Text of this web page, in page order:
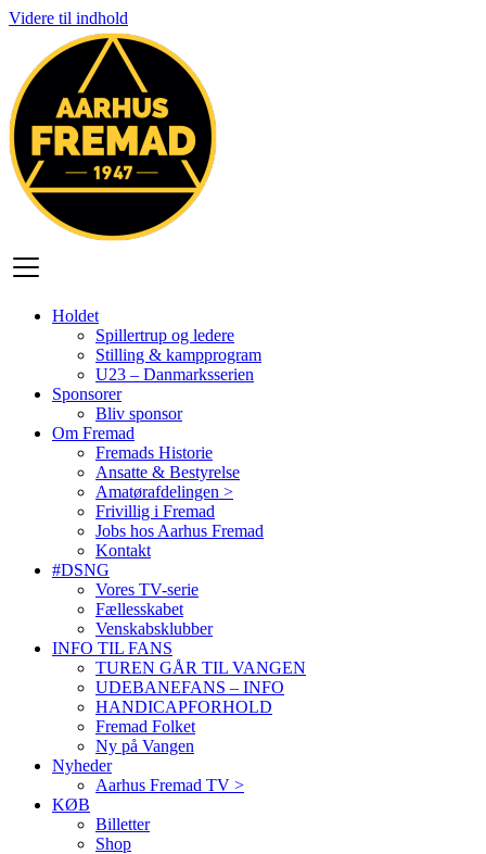
Videre til indhold
Holdet
Spillertrup og ledere
Stilling & kampprogram
U23 – Danmarksserien
Sponsorer
Bliv sponsor
Om Fremad
Fremads Historie
Ansatte & Bestyrelse
Amatørafdelingen >
Frivillig i Fremad
Jobs hos Aarhus Fremad
Kontakt
#DSNG
Vores TV-serie
Fællesskabet
Venskabsklubber
INFO TIL FANS
TUREN GÅR TIL VANGEN
UDEBANEFANS – INFO
HANDICAPFORHOLD
Fremad Folket
Ny på Vangen
Nyheder
Aarhus Fremad TV >
KØB
Billetter
Shop